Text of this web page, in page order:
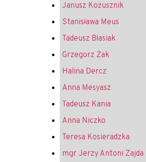
Janusz Kożusznik
Stanisława Meus
Tadeusz Błasiak
Grzegorz Żak
Halina Dercz
Anna Mesyasz
Tadeusz Kania
Anna Niczko
Teresa Kosieradzka
mgr Jerzy Antoni Zajda